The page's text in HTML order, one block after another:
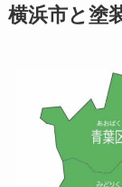
横浜市と塗